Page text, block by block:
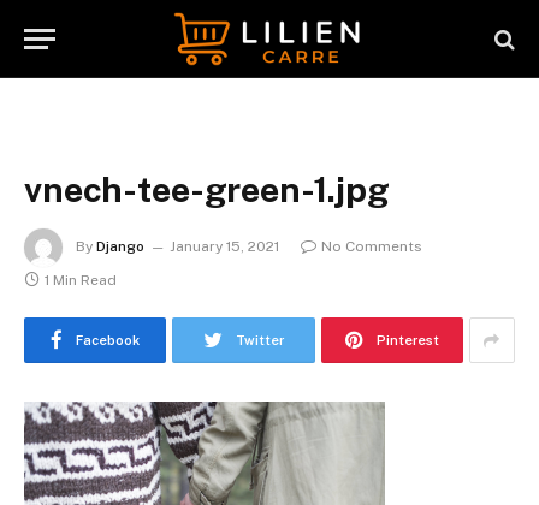
vnech-tee-green-1.jpg
By Django January 15, 2021
No Comments
1 Min Read
Facebook Twitter Pinterest